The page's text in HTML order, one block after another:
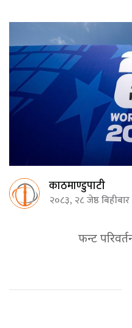
काठमाण्डुपाटी
२०८३, २८ जेष्ठ
फन्ट